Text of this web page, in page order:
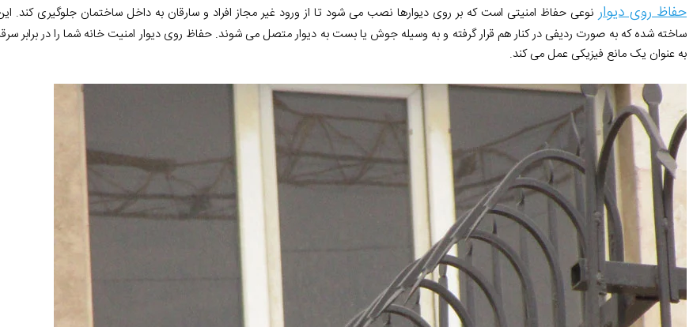
حفاظ روی دیوار نوعی حفاظ امنیتی است که بر روی دیوارها نصب می شود تا از ورود غیر مجاز افراد و سارقان به داخل ساختمان جلوگیری کند.
ساخته شده که به صورت ردیفی در کنار هم قرار گرفته و به وسیله جوش یا بست به دیوار متصل می شوند.حفاظ روی دیوار امنیت خانه شما را در برابر
به عنوان یک مانع فیزیکی عمل می کند.